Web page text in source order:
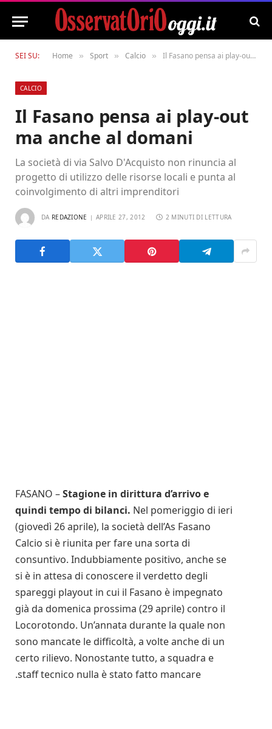
SEI SU: Home » Sport » Calcio » Il Fasano pensa ai play-out ma anche al domani
CALCIO
Il Fasano pensa ai play-out
ma anche al domani
La società di via Salvo D'Acquisto non rinuncia al
progetto di utilizzo delle risorse locali e punta al
coinvolgimento di altri imprenditori
DA REDAZIONE APRILE 27, 2012 2 MINUTI DI LETTURA
FASANO –Stagione in dirittura d’arrivo e
quindi tempo di bilanci. Nel pomeriggio di ieri
(giovedì 26 aprile), la società dell’As Fasano
Calcio si è riunita per fare una sorta di
consuntivo. Indubbiamente positivo, anche se
si è in attesa di conoscere il verdetto degli
spareggi playout in cui il Fasano è impegnato
già da domenica prossima (29 aprile) contro il
Locorotondo. Un’annata durante la quale non
sono mancate le difficoltà, a volte anche di un
certo rilievo. Nonostante tutto, a squadra e
staff tecnico nulla è stato fatto mancare.